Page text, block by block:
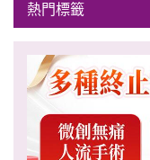
熱門標籤